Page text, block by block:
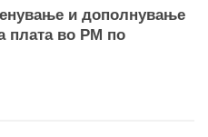
и дополнување
плата во РМ по